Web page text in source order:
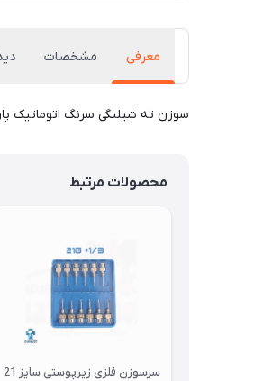
معرفی مشخصات
سوزن ته شیلنگی سرنگ اتوماتیک
محصولات مرتبط
سرسوزن فلزی زیرپوستی سایز 21